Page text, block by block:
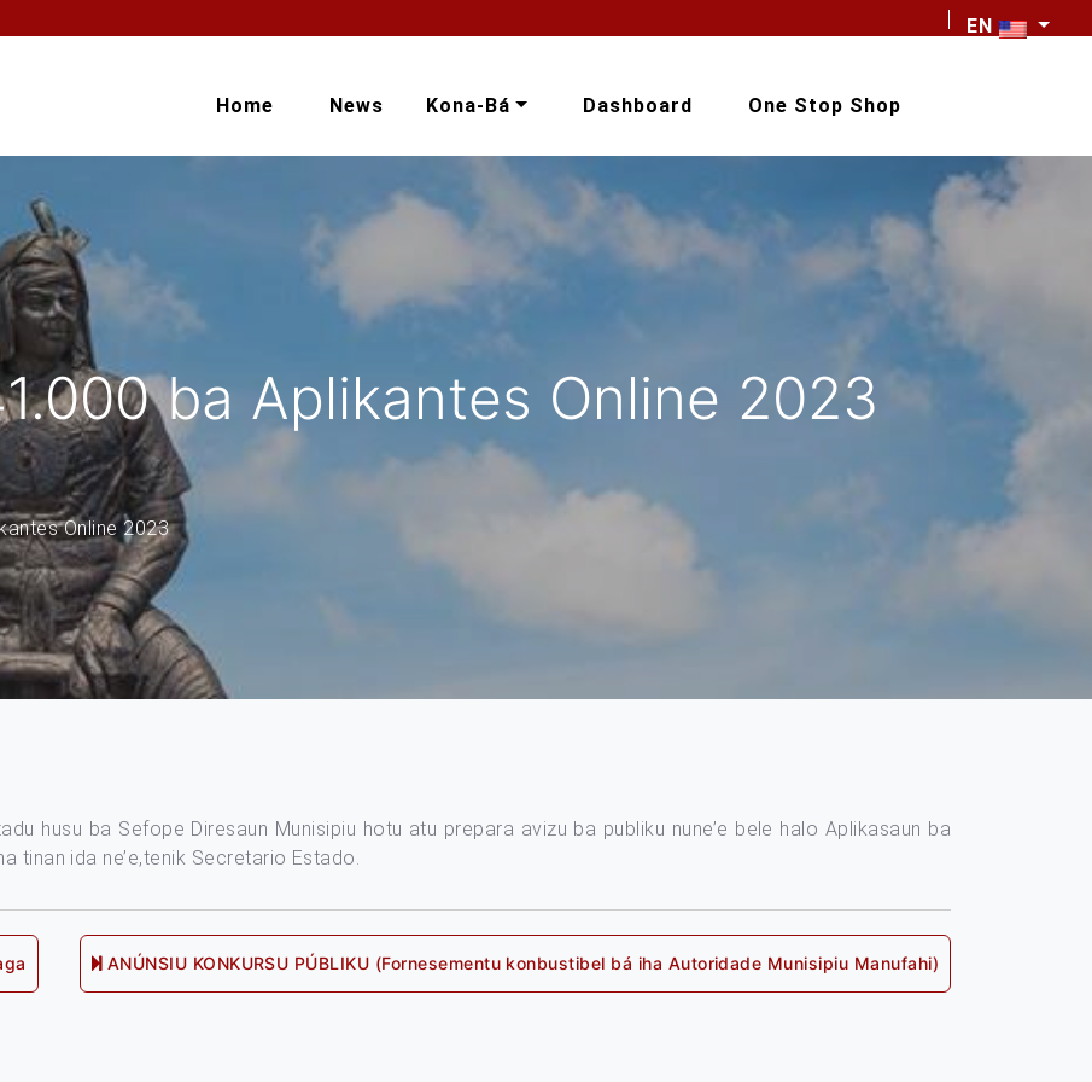
EN
Home News Kona-Bá Dashboard One Stop Shop
ba Aplikantes Online 2023
Online 2023
husu ba Sefope Diresaun Munisipiu hotu atu prepara avizu ba publiku nune’e bele halo Aplikasaun ba
tinan ida ne’e,tenik Secretario Estado.
Next
ANÚNSIU KONKURSU PÚBLIKU (Fornesementu konbustibel bá iha Autoridade Munisipiu Manufahi)